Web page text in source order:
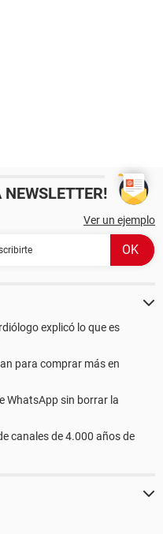
NEWSLETTER!
Ver un ejemplo
explicó lo que es
para comprar más en
WhatsApp sin borrar la
canales de 4.000 años de